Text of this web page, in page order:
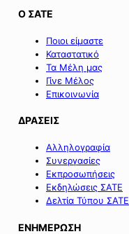
Ο ΣΑΤΕ
Ποιοι είμαστε
Καταστατικό
Τα Μέλη μας
Γίνε Μέλος
Επικοινωνία
ΔΡΑΣΕΙΣ
Αλληλογραφία
Συνεργασίες
Εκπροσωπήσεις
Εκδηλώσεις ΣΑΤΕ
Δελτία Τύπου ΣΑΤΕ
ΕΝΗΜΕΡΩΣΗ